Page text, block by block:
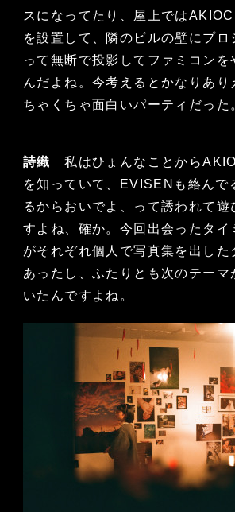
スになってたり、屋上では
を設置して、隣のビルの壁にプロ
って無断で投影してファミコンを
んだよね。今考えるとかなりあり
ちゃくちゃ面白いパーティだった
詩織
私はひょんなことから
を知っていて、EVISENも絡んで
るからおいでよ、って誘われて遊
すよね、確か。今回出会ったタイ
がそれぞれ個人で写真集を出した
あったし、ふたりとも次のテーマ
いたんですよね。